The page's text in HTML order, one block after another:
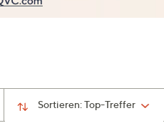
Sortieren:Top-Treffer